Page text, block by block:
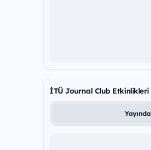
İTÜ Journal Club Etkinlikleri
Yayında